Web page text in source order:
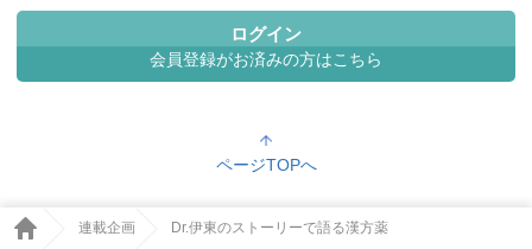
ログイン
会員登録がお済みの方はこちら
ページTOPへ
連載企画 Dr.伊東のストーリーで語る漢方薬